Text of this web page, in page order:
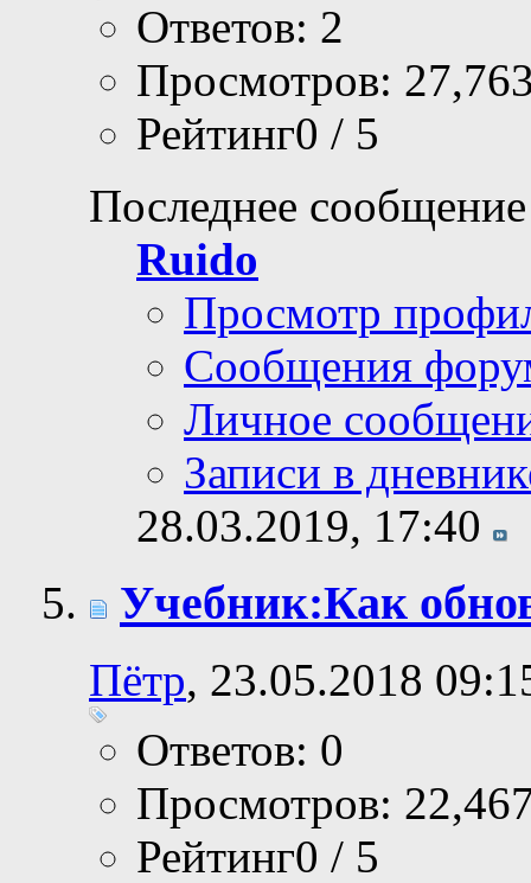
Ответов: 2
Просмотров:
Рейтинг0 / 5
Последнее
Ruido
Просмотр
Сообщения
Личное
Записи в
28.03.2019, 17:40
Учебник:Как
Пётр, 23.05.2018
Ответов: 0
Просмотров:
Рейтинг0 / 5